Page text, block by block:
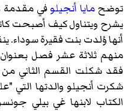
مايا أنجيلوفي مقدمة ذلك
ويتناول كيف أصبحت كاتبة
وُلدت بنت فقيرة سوداء.
ثلاثة عشر فصل بعنوان "أمي
القسم الثاني من
أنجيلو والدتها التي
لابنها غي بيلي جونسون